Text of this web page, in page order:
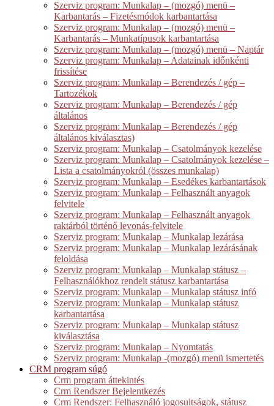
Szerviz program: Munkalap – (mozgó) menü –
Karbantarás – Fizetésmódok karbantartása
Szerviz program: Munkalap – (mozgó) menü –
Karbantarás – Munkatípusok karbantartása
Szerviz program: Munkalap – (mozgó) menü – Naptár
Szerviz program: Munkalap – Adatainak időnkénti
frissítése
Szerviz program: Munkalap – Berendezés / gép –
Tartozékok
Szerviz program: Munkalap – Berendezés / gép
általános
Szerviz program: Munkalap – Berendezés / gép
általános kiválasztas)
Szerviz program: Munkalap – Csatolmányok kezelése
Szerviz program: Munkalap – Csatolmányok kezelése –
Lista a csatolmányokról (összes munkalap)
Szerviz program: Munkalap – Esedékes karbantartások
Szerviz program: Munkalap – Felhasznált anyagok
felvitele
Szerviz program: Munkalap – Felhasznált anyagok
raktárból történő levonás-felvitele
Szerviz program: Munkalap – Munkalap lezárása
Szerviz program: Munkalap – Munkalap lezárásának
feloldása
Szerviz program: Munkalap – Munkalap státusz –
Felhasználókhoz rendelt státusz karbantartása
Szerviz program: Munkalap – Munkalap státusz infó
Szerviz program: Munkalap – Munkalap státusz
karbantartása
Szerviz program: Munkalap – Munkalap státusz
kiválasztása
Szerviz program: Munkalap – Nyomtatás
Szerviz program: Munkalap -(mozgó) menü ismertetés
CRM program súgó
Crm program áttekintés
Crm Rendszer Bejelentkezés
Crm Rendszer: Felhasználó jogosultságok, státusz